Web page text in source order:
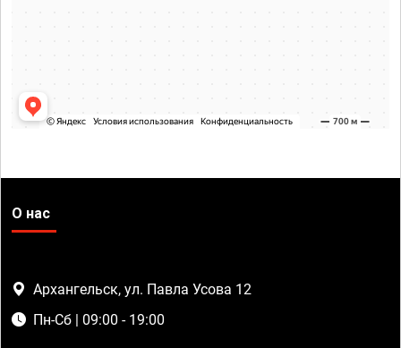
О нас
Архангельск, ул. Павла Усова 12
Пн-Сб | 09:00 - 19:00